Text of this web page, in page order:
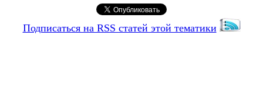
Подписаться на RSS статей этой тематики